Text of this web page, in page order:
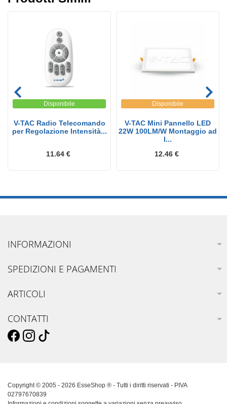
Disponibile
V-TAC Radio Telecomando
per Regolazione Intensità...
11.64 €
Disponibile
V-TAC Mini Pannello LED
22W 100LM/W Montaggio ad
I...
12.46 €
INFORMAZIONI
SPEDIZIONI E PAGAMENTI
ARTICOLI
CONTATTI
Copyright © 2005 - 2026 EsseShop ® - Tutti i diritti riservati - PIVA
02797670839